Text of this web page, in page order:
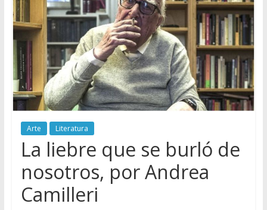
Arte Literatura
La liebre que se burló de
nosotros, por Andrea
Camilleri